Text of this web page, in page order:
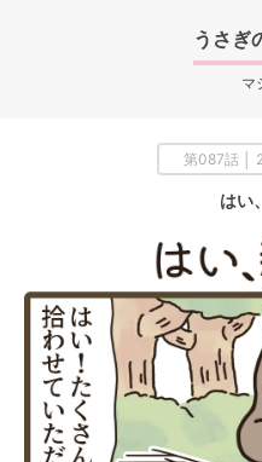
うさぎ
マ
第087話 │
はい